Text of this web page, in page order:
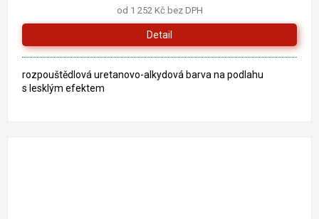
od 1 252 Kč bez DPH
Detail
rozpouštědlová uretanovo-alkydová barva na podlahu
s lesklým efektem